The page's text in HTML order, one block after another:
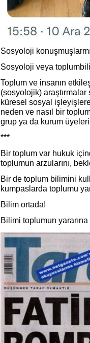
Sosyoloji
Sosyoloji veya
Toplum ve insanın
(sosyolojik) araştırmalar
küresel sosyal
neden ve nasıl bir
grup ya da kurum
***
Bir toplum var hukuk
toplumun arzularını,
Bir de toplum bilimini
kumpaslarda toplumu
Bilim ortada!
Bilimi toplumun